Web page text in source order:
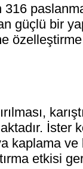
316
güçlü bir
İster
kaplama ve
etkisi